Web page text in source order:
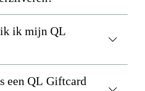
ik mijn QL
een QL Giftcard